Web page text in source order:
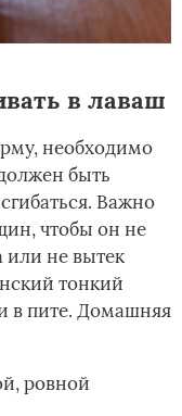
в лаваш
необходимо
быть
Важно
чтобы он не
или не вытек
тонкий
в пите. Домашняя
ровной